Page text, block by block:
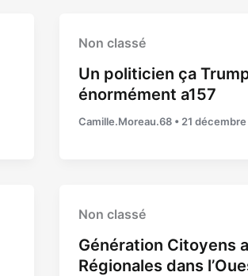
Non classé
Un politicien ça
énormément a157
Camille.Moreau.68 • 21
Non classé
Génération Citoyens
Régionales dans